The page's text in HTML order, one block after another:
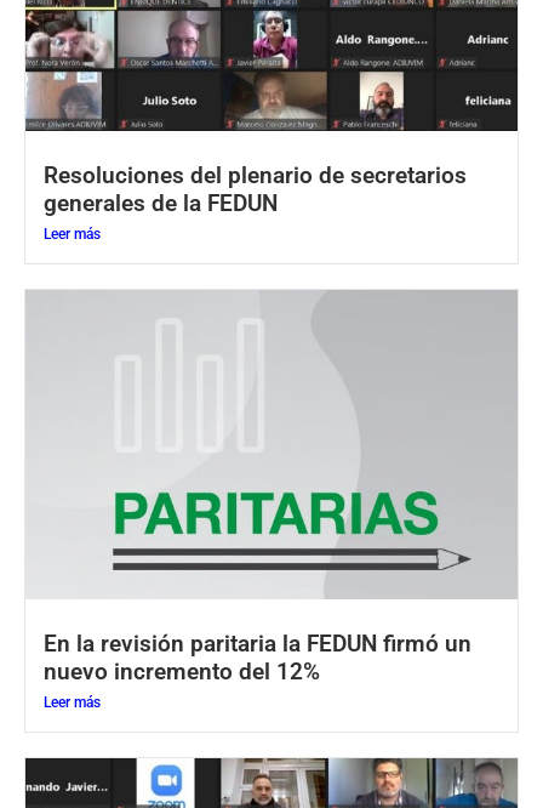
Resoluciones del plenario de secretarios
generales de la FEDUN
Leer más
En la revisión paritaria la FEDUN firmó un
nuevo incremento del 12%
Leer más